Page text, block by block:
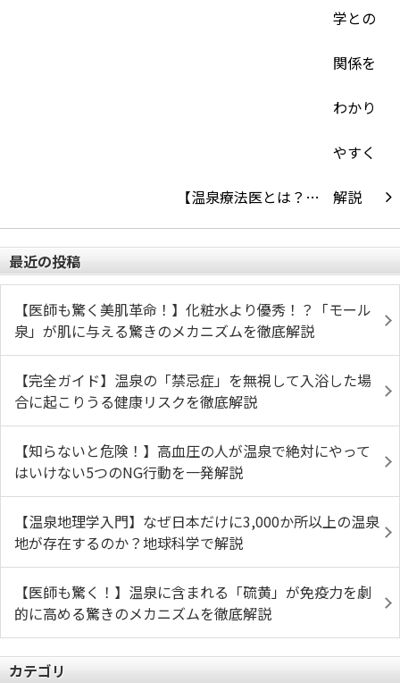
【温泉療法医とは？…
最近の投稿
【医師も驚く美肌革命！】化粧水より優秀！？「モール
泉」が肌に与える驚きのメカニズムを徹底解説
【完全ガイド】温泉の「禁忌症」を無視して入浴した場
合に起こりうる健康リスクを徹底解説
【知らないと危険！】高血圧の人が温泉で絶対にやって
はいけない5つのNG行動を一発解説
【温泉地理学入門】なぜ日本だけに3,000か所以上の温泉
地が存在するのか？地球科学で解説
【医師も驚く！】温泉に含まれる「硫黄」が免疫力を劇
的に高める驚きのメカニズムを徹底解説
カテゴリ